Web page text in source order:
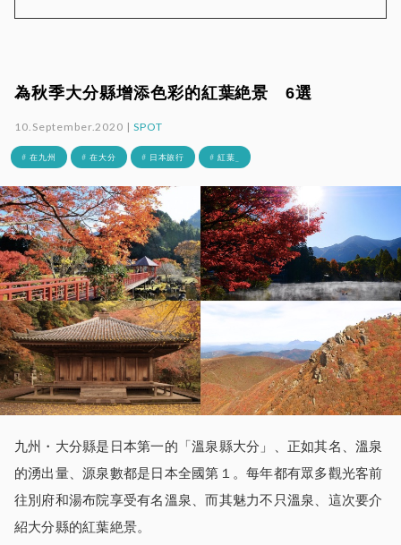
為秋季大分縣增添色彩的紅葉絶景 6選
10.September.2020 |SPOT
# 在九州 # 在大分 # 日本旅行 # 紅葉_
九州・大分縣是日本第一的「溫泉縣大分」、正如其名、溫泉
的湧出量、源泉數都是日本全國第１。每年都有眾多觀光客前
往別府和湯布院享受有名溫泉、而其魅力不只溫泉、這次要介
紹大分縣的紅葉絶景。